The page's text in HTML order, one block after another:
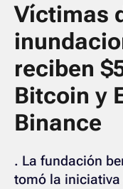
Víctimas
reciben
Bitcoin y
Binance
. La fundación
tomó la